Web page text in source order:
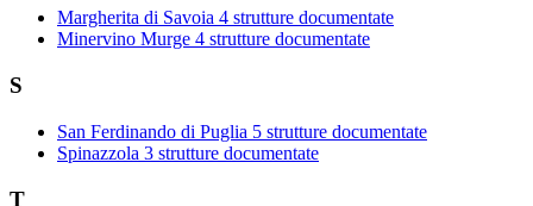
Margherita di Savoia 4 strutture documentate
Minervino Murge 4 strutture documentate
S
San Ferdinando di Puglia 5 strutture documentate
Spinazzola 3 strutture documentate
T